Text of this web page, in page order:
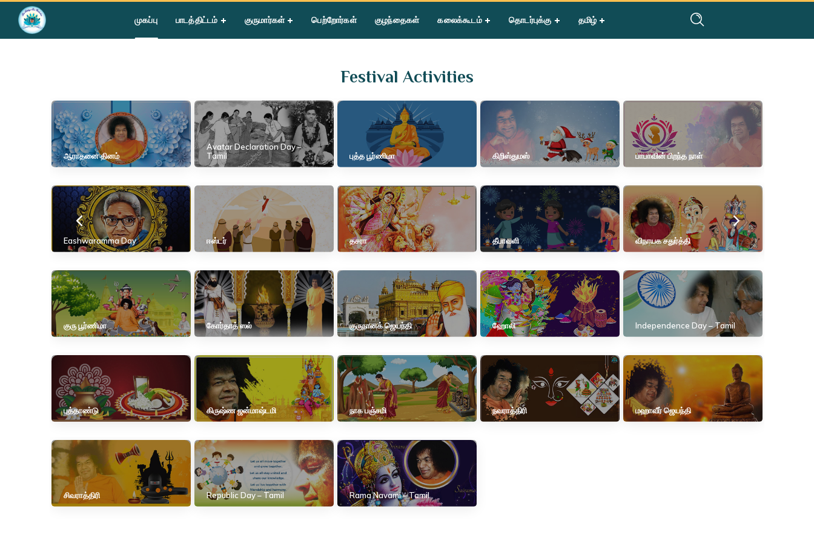
முகப்பு பாடத்திட்டம் குருமார்கள் பெற்றோர்கள் குழந்தைகள் கலைக்கூடம் தொடர்புக்கு தமிழ்
Festival Activities
Festival Activities
ஆராதனை தினம்
Avatar Declaration Day –
Tamil
புத்த பூர்ணிமா கிறிஸ்துமஸ் பாபாவின் பிறந்த நாள்
Eashwaramma Day ஈஸ்டர் தசரா தீபாவளி விநாயக சதுர்த்தி
குரு பூர்ணிமா கோர்தாத் ஸல் குருநானக் ஜெயந்தி ஹோலி Independence Day – Tamil
புத்தாண்டு கிருஷ்ண ஜன்மாஷ்டமி நாக பஞ்சமி நவராத்திரி மஹாவீர் ஜெயந்தி
சிவராத்திரி Republic Day – Tamil Rama Navami – Tamil